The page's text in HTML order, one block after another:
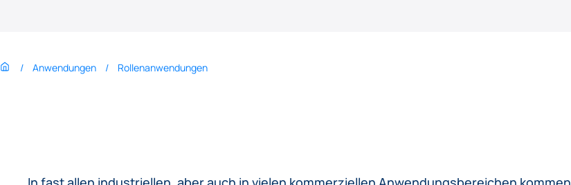
Anwendungen Rollenanwendungen